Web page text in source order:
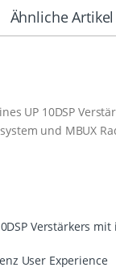
Ähnliche Artikel
UP 10DSP
und MBUX
Verstärkers
User Experience